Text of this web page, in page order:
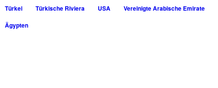
Türkei
Türkische Riviera USA
Vereinigte Arabische Emirate
Ägypten